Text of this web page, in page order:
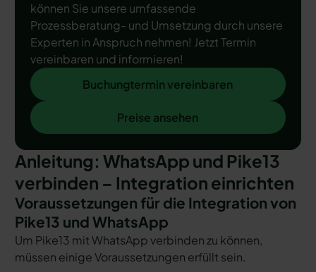
können Sie unsere umfassende
Prozessberatung- und Umsetzung durch unsere
Experten in Anspruch nehmen! Jetzt Termin
vereinbaren und informieren!
Buchungtermin vereinbaren
Buchungtermin vereinbaren
Preise ansehen
Preise ansehen
Anleitung: WhatsApp und Pike13
verbinden – Integration einrichten
Voraussetzungen für die Integration von
Pike13 und WhatsApp
Um Pike13 mit WhatsApp verbinden zu können,
müssen einige Voraussetzungen erfüllt sein.